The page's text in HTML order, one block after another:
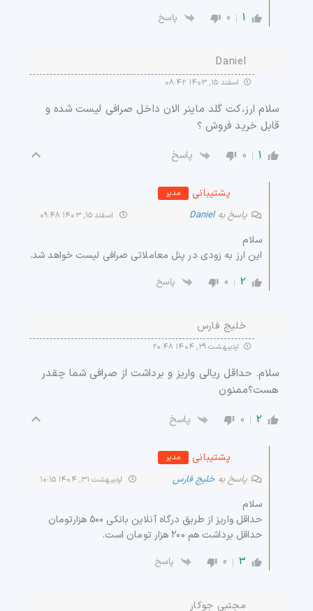
1
0 پاسخ
Daniel
اسفند ۱۵, ۱۴۰۳ ۰۸:۴۲
سلام ارز،کت گلد ماینر الان داخل صرافی لیست شده و
قابل خرید فروش ؟
1
0 پاسخ
پشتیبانی مدیر
پاسخ بهDaniel اسفند ۱۵, ۱۴۰۳ ۰۹:۴۸
سلام
این ارز به زودی در پنل معاملاتی صرافی لیست خواهد شد.
2
0 پاسخ
خلیج فارس
اردیبهشت ۲۹, ۱۴۰۴ ۲۰:۴۸
سلام. حداقل ریالی واریز و برداشت از صرافی شما چقدر
هست؟ممنون
2
0 پاسخ
پشتیبانی مدیر
پاسخ بهخلیج فارس اردیبهشت ۳۱, ۱۴۰۴ ۱۰:۱۵
سلام
حداقل واریز از طریق درگاه آنلاین بانکی ۵۰۰ هزارتومان
حداقل برداشت هم ۲۰۰ هزار تومان است.
3
0 پاسخ
مجتبی جوکار